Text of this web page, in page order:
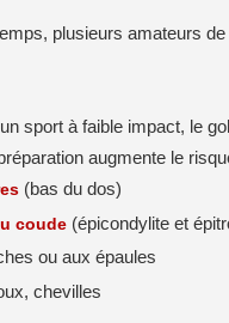
plusieurs amateurs
sport à faible impact, le
augmente le
(bas du dos)
coude (épicondylite et
ou aux épaules
chevilles